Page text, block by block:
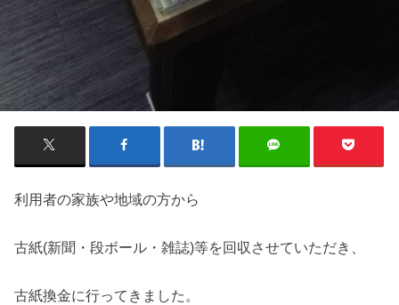
利用者の家族や地域の方から
古紙(新聞・段ボール・雑誌)等を回収させていただき、
古紙換金に行ってきました。